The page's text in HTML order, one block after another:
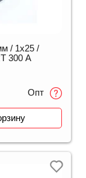
/ 1х25 /
300 A
Опт